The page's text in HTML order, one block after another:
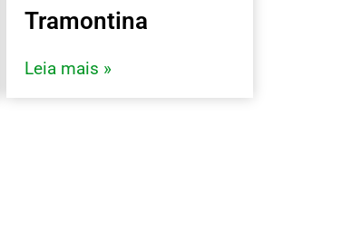
Tramontina
Leia mais »